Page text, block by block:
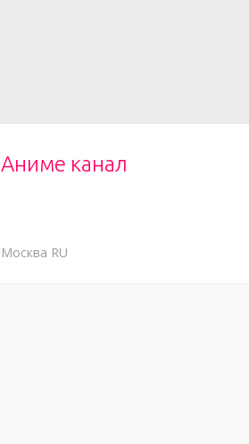
Аниме канал
Москва RU